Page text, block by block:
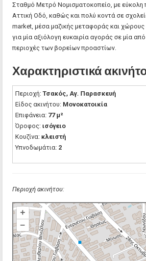
Σταθμό Μετρό Νομισματοκοπείο, με εύκολη
Αττική Οδό, καθώς και πολύ κοντά σε
market, μέσα μαζικής μεταφοράς και χώρους
για μία αξιόλογη ευκαιρία αγοράς σε μία
περιοχές των βορείων προαστίων.
Χαρακτηριστικά
Περιοχή: Τσακός, Αγ. Παρασκευή
Είδος ακινήτου: Μονοκατοικία
Επιφάνεια: 77 μ²
Όροφος: ισόγειο
Κουζίνα: κλειστή
Υπνοδωμάτια: 2
Περιοχή ακινήτου:
+
–